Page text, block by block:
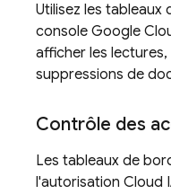
Utilisez les tableaux
console Google
afficher les
suppressions de
Contrôle des
Les tableaux de
l'autorisation Cloud